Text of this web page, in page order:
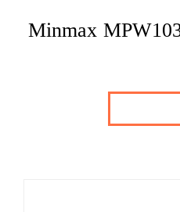
Minmax